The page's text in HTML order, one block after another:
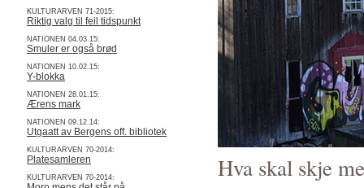
KULTURARVEN 71-2015:
Riktig valg til feil tidspunkt
NATIONEN 04.03.15:
Smuler er også brød
NATIONEN 10.02.15:
Y-blokka
NATIONEN 28.01.15:
Ærens mark
NATIONEN 09.12.14:
Utgaatt av Bergens off. bibliotek
KULTURARVEN 70-2014:
Platesamleren
KULTURARVEN 70-2014: Hva skal skje